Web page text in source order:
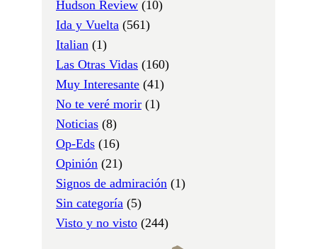
Hudson Review (10)
Ida y Vuelta (561)
Italian (1)
Las Otras Vidas (160)
Muy Interesante (41)
No te veré morir (1)
Noticias (8)
Op-Eds (16)
Opinión (21)
Signos de admiración (1)
Sin categoría (5)
Visto y no visto (244)